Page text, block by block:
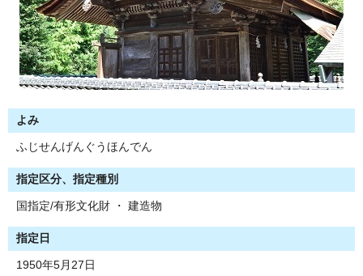
よみ
ふじせんげんぐうほんでん
指定区分、指定種別
国指定/有形文化財 ・ 建造物
指定日
1950年5月27日